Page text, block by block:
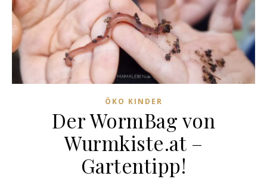
ÖKO KINDER
Der WormBag von
Wurmkiste.at –
Gartentipp!